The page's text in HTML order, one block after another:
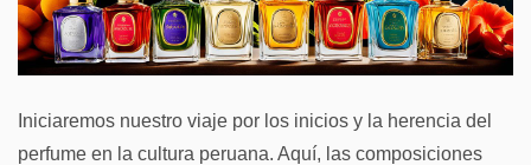
Iniciaremos nuestro viaje por los inicios y la herencia del
perfume en la cultura peruana. Aquí, las composiciones